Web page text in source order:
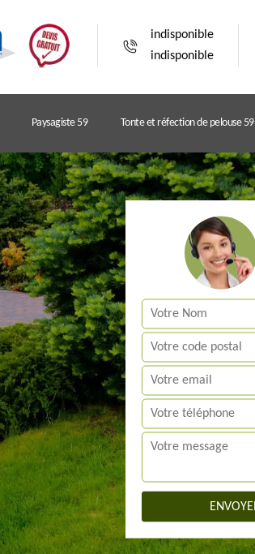
indisponible
indisponible
Paysagiste 59 Tonte et réfection de pelouse 59